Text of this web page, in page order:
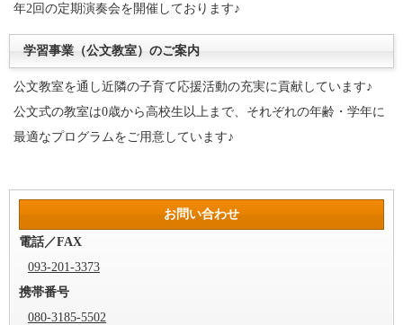
年2回の定期演奏会を開催しております♪
学習事業（公文教室）のご案内
公文教室を通し近隣の子育て応援活動の充実に貢献しています♪
公文式の教室は0歳から高校生以上まで、それぞれの年齢・学年に
最適なプログラムをご用意しています♪
お問い合わせ
電話／FAX
093-201-3373
携帯番号
080-3185-5502